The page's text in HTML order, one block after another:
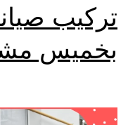
تركيب
بخميس